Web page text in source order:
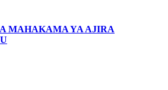
MAHAKAMA YA AJIRA